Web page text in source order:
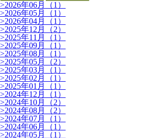
>2026年06月（1）
>2026年05月（1）
>2026年04月（1）
>2025年12月（2）
>2025年11月（1）
>2025年09月（1）
>2025年08月（1）
>2025年05月（2）
>2025年03月（1）
>2025年02月（1）
>2025年01月（1）
>2024年12月（1）
>2024年10月（2）
>2024年08月（2）
>2024年07月（1）
>2024年06月（1）
>2024年05月（1）